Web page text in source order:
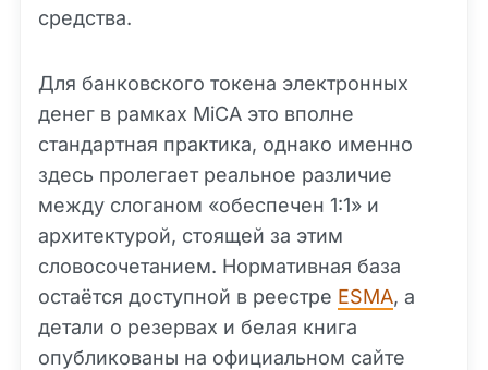
средства.
Для банковского токена электронных
денег в рамках MiCA это вполне
стандартная практика, однако именно
здесь пролегает реальное различие
между слоганом «обеспечен 1:1» и
архитектурой, стоящей за этим
словосочетанием. Нормативная база
остаётся доступной в реестре ESMA, а
детали о резервах и белая книга
опубликованы на официальном сайте